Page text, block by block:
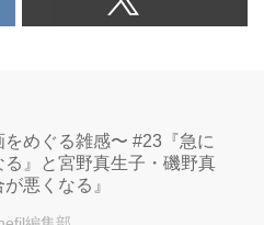
めぐる雑感〜 #23『急に
る』と宮野真生子・磯野真
悪くなる』